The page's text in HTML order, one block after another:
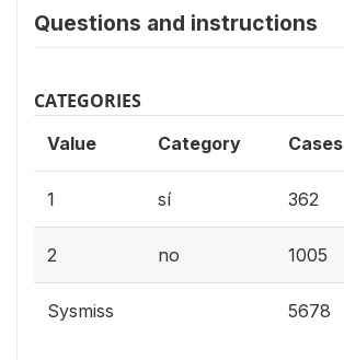
Questions and instructions
CATEGORIES
Value Category Cases
1 sí 362
2 no 1005
Sysmiss 5678